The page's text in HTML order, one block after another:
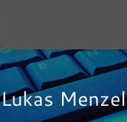
Lukas Menzel